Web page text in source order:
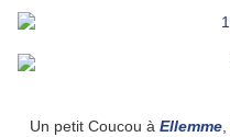
Un petit Coucou à Ellemme,